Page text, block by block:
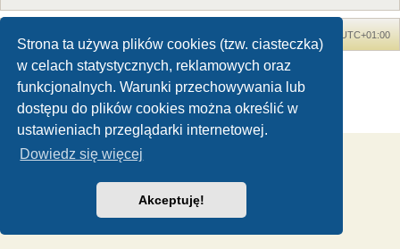
Strona ta używa plików cookies (tzw. ciasteczka)
w celach statystycznych, reklamowych oraz
funkcjonalnych. Warunki przechowywania lub
dostępu do plików cookies można określić w
ustawieniach przeglądarki internetowej.
Dowiedz się więcej
Akceptuję!
UTC+01:00
Dinozaury.com© 2006-2020
Technologię dostarczaphpBB® Forum Software © phpBB Limited
Zasady ochrony danych osobowych|Regulamin